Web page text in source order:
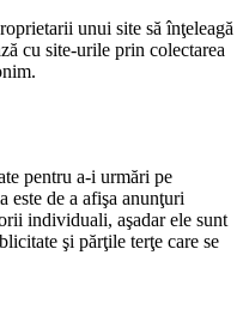
unui site să înţeleagă
cu site-urile prin colectarea
pentru a-i urmări pe
este de a afişa anunţuri
individuali, aşadar ele sunt
şi părţile terţe care se